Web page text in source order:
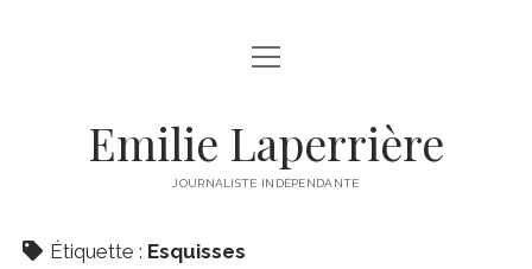
À PROPOS
twitterfacebook
instagram
linkedinemail
open
menu
Emilie Laperrière
JOURNALISTE INDÉPENDANTE
Étiquette : Esquisses